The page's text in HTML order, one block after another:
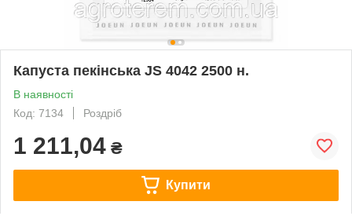
Капуста пекінська JS 4042 2500 н.
В наявності
Код: 7134
Роздріб
1 211,04 ₴
Купити